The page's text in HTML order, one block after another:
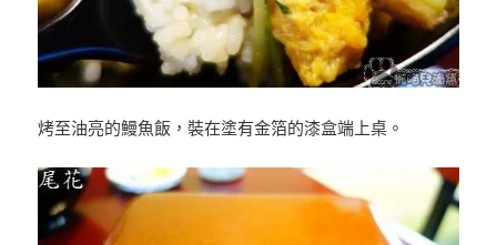
烤至油亮的鰻魚飯，裝在塗有金箔的漆盒端上桌。